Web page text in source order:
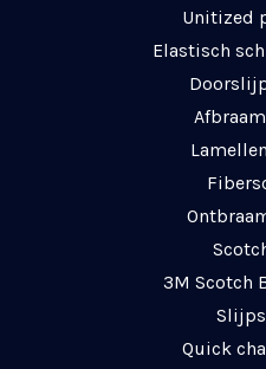
Unitized
Elastisch
3M Scotch
Quick